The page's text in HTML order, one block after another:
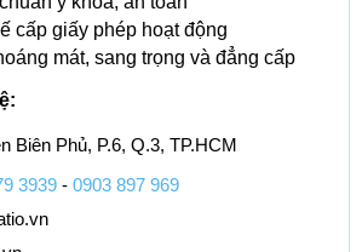
cấp giấy phép hoạt động
mát, sang trọng và đẳng cấp
Biên Phủ, P.6, Q.3, TP.HCM
3939 - 0903 897 969